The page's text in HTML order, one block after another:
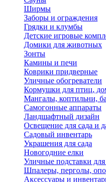
Ширмы
Заборы и ограждения
Грядки и клумбы
Детские игровые
Домики для животных
Зонты
Камины и печи
Коврики придверные
Уличные обогреватели
Кормушки для птиц,
Мангалы, коптильни,
Самогонные аппараты
Ландшафтный дизайн
Освещение для сада и
Садовый инвентарь
Украшения для сада
Новогодние елки
Уличные подставки для
Шпалеры, перголы,
Аксессуары и